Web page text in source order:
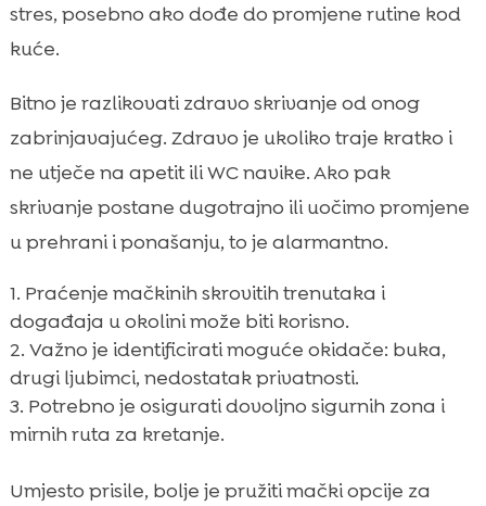
stres, posebno ako dođe do promjene rutine kod
kuće.
Bitno je razlikovati zdravo skrivanje od onog
zabrinjavajućeg. Zdravo je ukoliko traje kratko i
ne utječe na apetit ili WC navike. Ako pak
skrivanje postane dugotrajno ili uočimo promjene
u prehrani i ponašanju, to je alarmantno.
Praćenje mačkinih skrovitih trenutaka i
događaja u okolini može biti korisno.
Važno je identificirati moguće okidače: buka,
drugi ljubimci, nedostatak privatnosti.
Potrebno je osigurati dovoljno sigurnih zona i
mirnih ruta za kretanje.
Umjesto prisile, bolje je pružiti mački opcije za